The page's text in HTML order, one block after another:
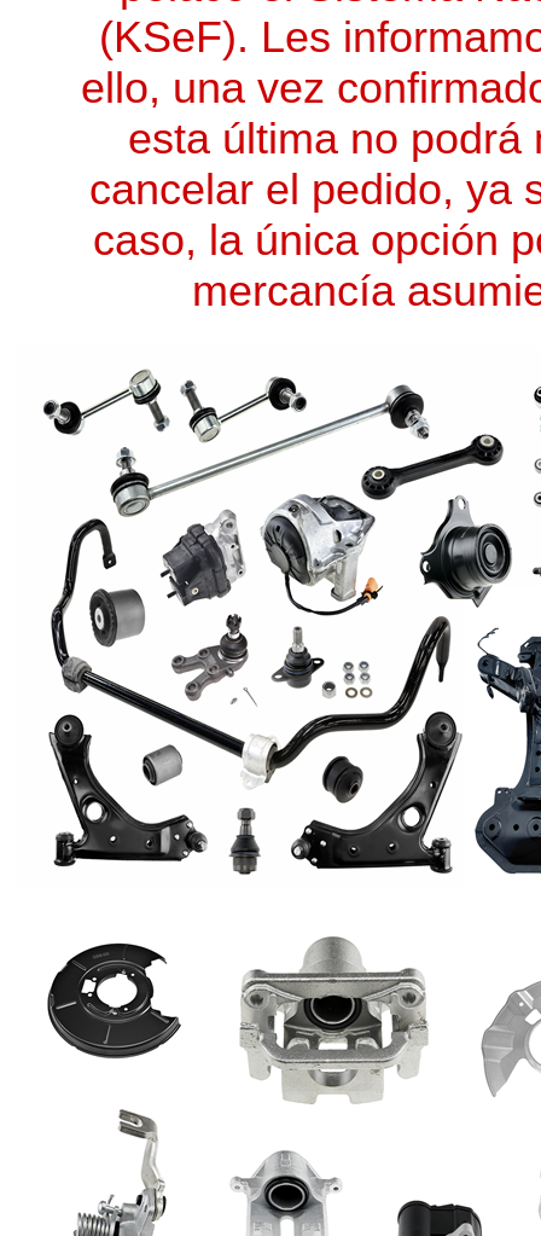
(KSeF). Les
ello, una vez
esta última no podrá
cancelar el pedido, ya
caso, la única opción
mercancía